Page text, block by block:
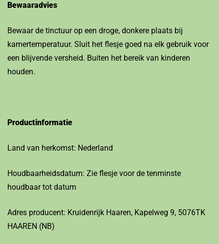
Bewaaradvies
Bewaar de tinctuur op een droge, donkere plaats bij
kamertemperatuur. Sluit het flesje goed na elk gebruik voor
een blijvende versheid. Buiten het bereik van kinderen
houden.
Productinformatie
Land van herkomst: Nederland
Houdbaarheidsdatum: Zie flesje voor de tenminste
houdbaar tot datum
Adres producent: Kruidenrijk Haaren, Kapelweg 9, 5076TK
HAAREN (NB)